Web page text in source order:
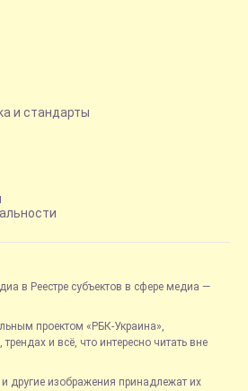
и стандарты
в Реестре субъектов в сфере медиа —
проектом «РБК-Украина»,
и всё, что интересно читать вне
другие изображения принадлежат их